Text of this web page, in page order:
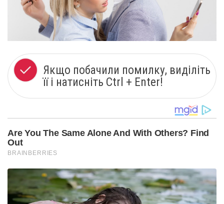
Якщо побачили помилку, виділіть
її і натисніть Ctrl + Enter!
Are You The Same Alone And With Others? Find
Out
BRAINBERRIES